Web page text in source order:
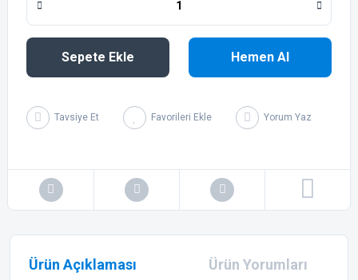
Sepete Ekle Hemen Al
Tavsiye Et Yorum Yaz
Ürün Açıklaması Ürün Yorumları